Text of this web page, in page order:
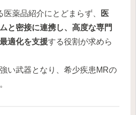
薬品紹介にとどまらず、
医
と密接に連携し、高度な専門
適化を支援する役割が求めら
い武器となり、希少疾患MRの